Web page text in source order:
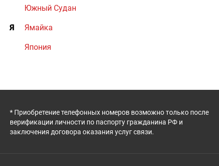
Южный Судан
Я Ямайка
Япония
* Приобретение телефонных номеров возможно только после
верификации личности по паспорту гражданина РФ и
заключения договора оказания услуг связи.